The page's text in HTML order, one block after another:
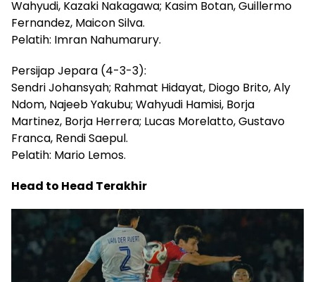
Wahyudi, Kazaki Nakagawa; Kasim Botan, Guillermo
Fernandez, Maicon Silva.
Pelatih: Imran Nahumarury.
Persijap Jepara (4-3-3):
Sendri Johansyah; Rahmat Hidayat, Diogo Brito, Aly
Ndom, Najeeb Yakubu; Wahyudi Hamisi, Borja
Martinez, Borja Herrera; Lucas Morelatto, Gustavo
Franca, Rendi Saepul.
Pelatih: Mario Lemos.
Head to Head Terakhir